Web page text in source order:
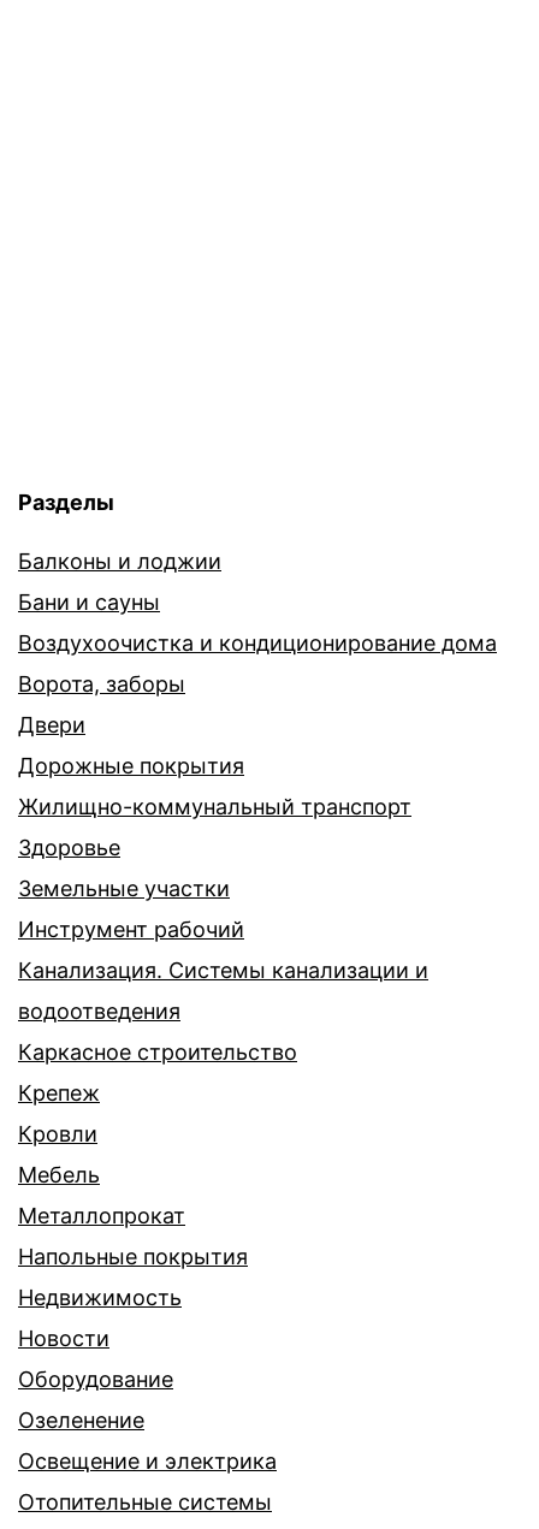
Разделы
Балконы и лоджии
Бани и сауны
Воздухоочистка и кондиционирование дома
Ворота, заборы
Двери
Дорожные покрытия
Жилищно-коммунальный транспорт
Здоровье
Земельные участки
Инструмент рабочий
Канализация. Системы канализации и
водоотведения
Каркасное строительство
Крепеж
Кровли
Мебель
Металлопрокат
Напольные покрытия
Недвижимость
Новости
Оборудование
Озеленение
Освещение и электрика
Отопительные системы